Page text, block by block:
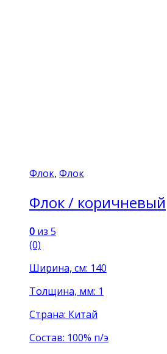
Флок, Флок
Флок / коричневый
0 из 5
(0)
Ширина, см: 140
Толщина, мм: 1
Страна: Китай
Состав: 100% п/э